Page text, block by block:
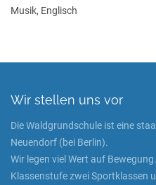
Musik, Englisch
Wir stellen uns vor
Die Waldgrundschule ist eine
Neuendorf (bei Berlin).
Wir legen viel Wert auf
Klassenstufe zwei Sportklassen